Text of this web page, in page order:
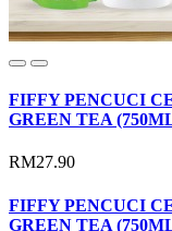
FIFFY PENCUCI
GREEN TEA
RM27.90
FIFFY PENCUCI
GREEN TEA